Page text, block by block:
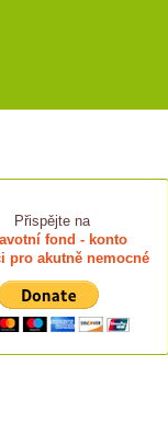
Přispějte na
fond - konto
pro akutně nemocné